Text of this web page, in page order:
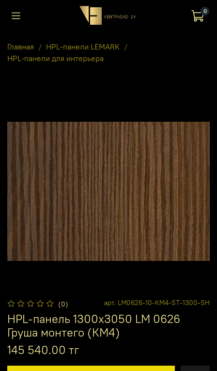
0
Главная
HPL-панели LEMARK
HPL-панели для интерьера
(0) арт. LM0626-10-КМ4-ST-1300-SH
HPL-панель 1300х3050 LM 0626
Груша монтего (КМ4)
145 540.00 тг